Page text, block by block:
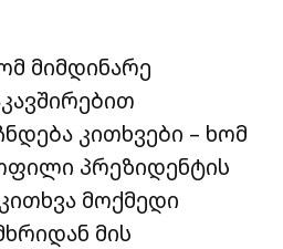
მიმდინარე
კითხვები – ხომ
პრეზიდენტის
მოქმედი
მის